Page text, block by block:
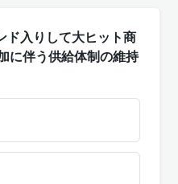
ド入りして大ヒット商
に伴う供給体制の維持